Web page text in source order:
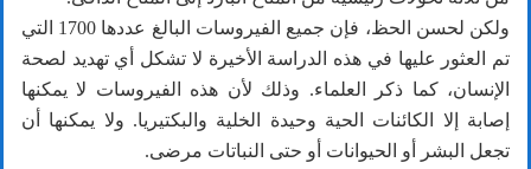
ولكن لحسن الحظ، فإن جميع الفيروسات البالغ عددها 1700 التي
تم العثور عليها في هذه الدراسة الأخيرة لا تشكل أي تهديد لصحة
الإنسان، كما ذكر العلماء. وذلك لأن هذه الفيروسات لا يمكنها
إصابة إلا الكائنات الحية وحيدة الخلية والبكتيريا. ولا يمكنها أن
تجعل البشر أو الحيوانات أو حتى النباتات مرضى.